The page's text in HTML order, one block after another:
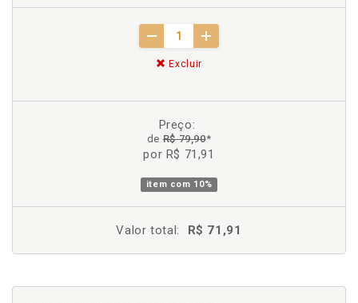
Excluir
Preço:
deR$ 79,90*
por R$ 71,91
item com 10%
Valor total: R$ 71,91